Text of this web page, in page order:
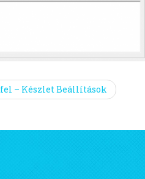
fel – Készlet Beállítások